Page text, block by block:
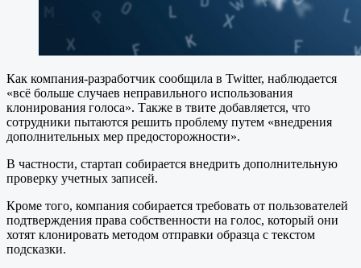
Как компания-разработчик сообщила в Twitter, наблюдается
«всё больше случаев неправильного использования
клонирования голоса». Также в твите добавляется, что
сотрудники пытаются решить проблему путем «внедрения
дополнительных мер предосторожности».
В частности, стартап собирается внедрить дополнительную
проверку учетных записей.
Кроме того, компания собирается требовать от пользователей
подтверждения права собственности на голос, который они
хотят клонировать методом отправки образца с текстом
подсказки.